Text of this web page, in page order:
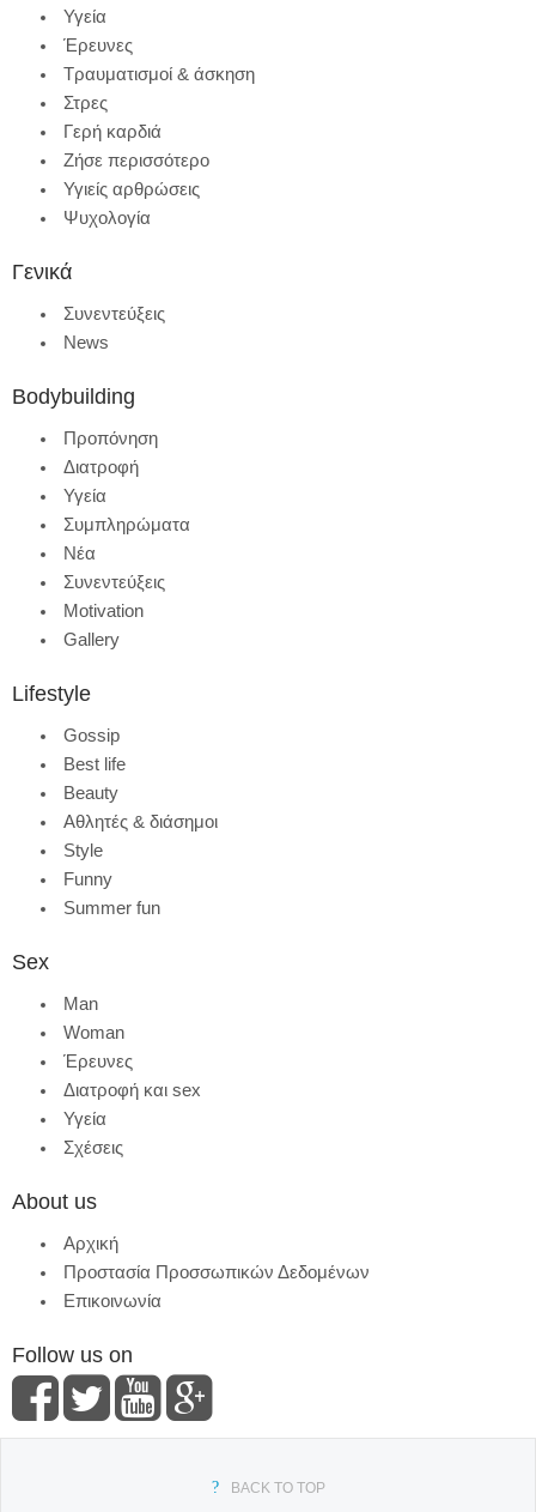
Υγεία
Έρευνες
Τραυματισμοί & άσκηση
Στρες
Γερή καρδιά
Ζήσε περισσότερο
Υγιείς αρθρώσεις
Ψυχολογία
Γενικά
Συνεντεύξεις
News
Bodybuilding
Προπόνηση
Διατροφή
Υγεία
Συμπληρώματα
Νέα
Συνεντεύξεις
Motivation
Gallery
Lifestyle
Gossip
Best life
Beauty
Αθλητές & διάσημοι
Style
Funny
Summer fun
Sex
Man
Woman
Έρευνες
Διατροφή και sex
Υγεία
Σχέσεις
About us
Αρχική
Προστασία Προσσωπικών Δεδομένων
Επικοινωνία
Follow us on
BACK TO TOP